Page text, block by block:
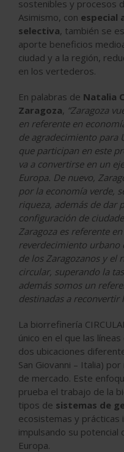
sostenibles y procesos
Asimismo, con especial
selectiva, también se
aporte beneficios
ciudad y a la región,
en los vertederos.
En palabras de Natalia
Zaragoza, “Zaragoza
en referente en
de agradecimiento para
que participan en este
va a convertirse en un
Europa. De nuevo,
por la economía verde,
riqueza, además de dar
configuración de
Zaragoza es referente
reverdecimiento urbano
de los Zaragozanos y el
circular, superando la
además somos un
destinadas a reconvertir
La biorrefinería
único en el que las
dos ubicaciones
San Giovanni – Italia)
de mercado. Este
prueba el trabajo de la
tipos de sistemas de
ecosistemas y
impulsando su potencial
Europa.